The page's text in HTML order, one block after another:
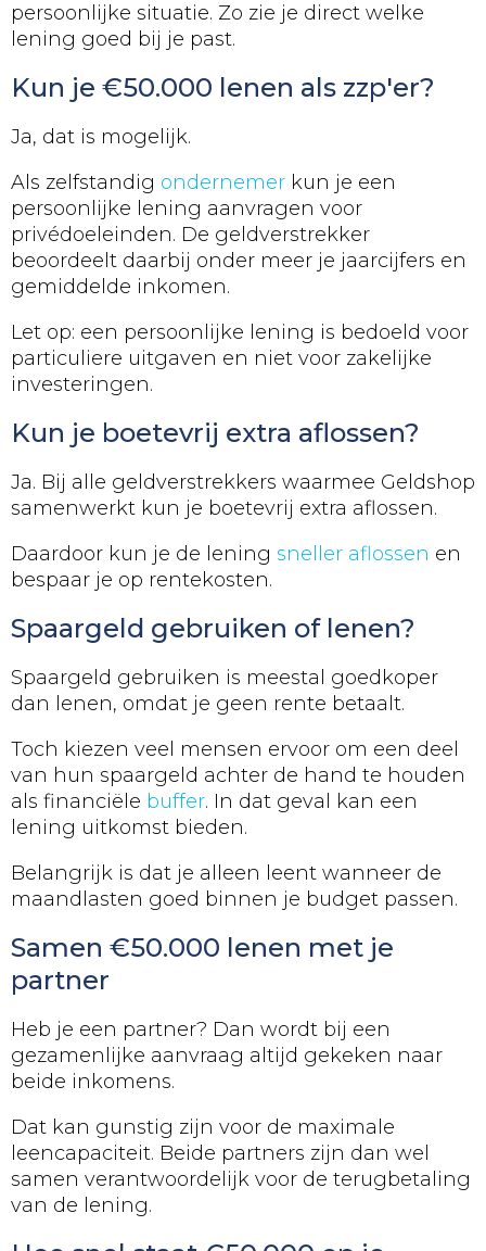
persoonlijke situatie. Zo zie je direct welke
lening goed bij je past.
Kun je €50.000 lenen als zzp'er?
Ja, dat is mogelijk.
Als zelfstandig ondernemer kun je een
persoonlijke lening aanvragen voor
privédoeleinden. De geldverstrekker
beoordeelt daarbij onder meer je jaarcijfers en
gemiddelde inkomen.
Let op: een persoonlijke lening is bedoeld voor
particuliere uitgaven en niet voor zakelijke
investeringen.
Kun je boetevrij extra aflossen?
Ja. Bij alle geldverstrekkers waarmee Geldshop
samenwerkt kun je boetevrij extra aflossen.
Daardoor kun je de lening sneller aflossen en
bespaar je op rentekosten.
Spaargeld gebruiken of lenen?
Spaargeld gebruiken is meestal goedkoper
dan lenen, omdat je geen rente betaalt.
Toch kiezen veel mensen ervoor om een deel
van hun spaargeld achter de hand te houden
als financiële buffer. In dat geval kan een
lening uitkomst bieden.
Belangrijk is dat je alleen leent wanneer de
maandlasten goed binnen je budget passen.
Samen €50.000 lenen met je
partner
Heb je een partner? Dan wordt bij een
gezamenlijke aanvraag altijd gekeken naar
beide inkomens.
Dat kan gunstig zijn voor de maximale
leencapaciteit. Beide partners zijn dan wel
samen verantwoordelijk voor de terugbetaling
van de lening.